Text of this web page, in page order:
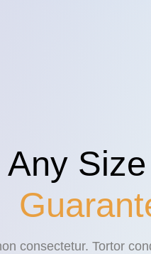
consectetur. Tortor